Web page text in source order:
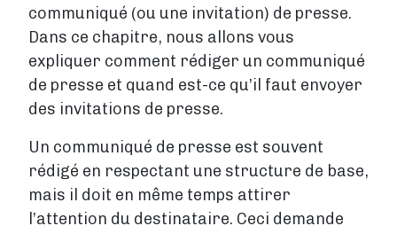
communiqué (ou une invitation) de presse.
Dans ce chapitre, nous allons vous
expliquer comment rédiger un communiqué
de presse et quand est-ce qu’il faut envoyer
des invitations de presse.
Un communiqué de presse est souvent
rédigé en respectant une structure de base,
mais il doit en même temps attirer
l’attention du destinataire. Ceci demande